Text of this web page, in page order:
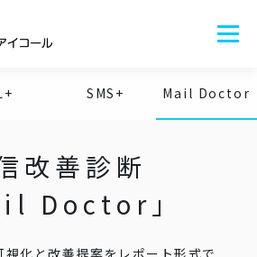
メニュ
ース 採用情報 お問い合わせ
SMS+ Mail Doctor
改善診断
Doctor」
視化と改善提案をレポート形式で